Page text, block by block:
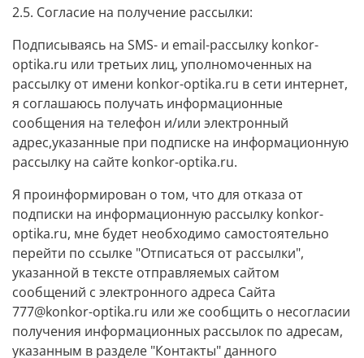
2.5. Согласие на получение рассылки:
Подписываясь на SMS- и email-рассылку konkor-
optika.ru или третьих лиц, уполномоченных на
рассылку от имени konkor-optika.ru в сети интернет,
я соглашаюсь получать информационные
сообщения на телефон и/или электронный
адрес,указанные при подписке на информационную
рассылку на сайте konkor-optika.ru.
Я проинформирован о том, что для отказа от
подписки на информационную рассылку konkor-
optika.ru, мне будет необходимо самостоятельно
перейти по ссылке "Отписаться от рассылки",
указанной в тексте отправляемых сайтом
сообщений с электронного адреса Сайта
777@konkor-optika.ru или же сообщить о несогласии
получения информационных рассылок по адресам,
указанным в разделе "Контакты" данного